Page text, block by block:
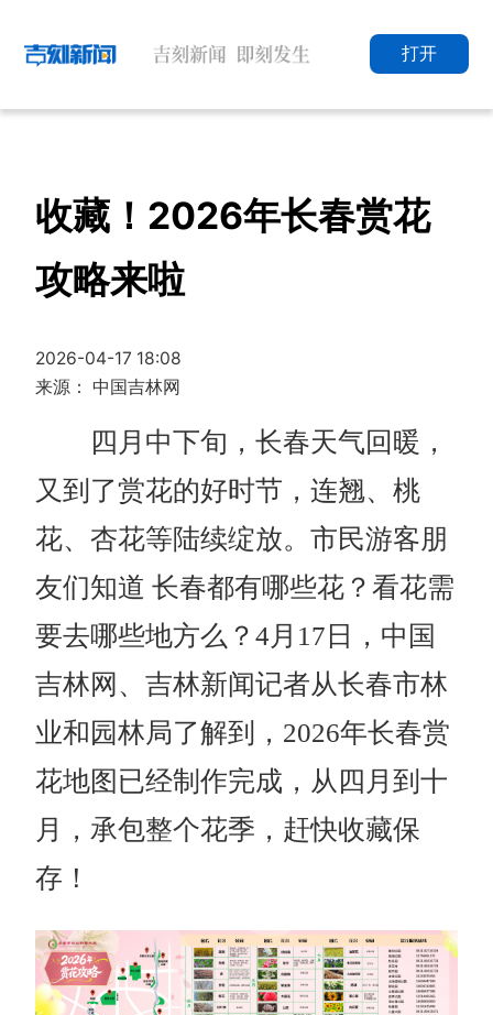
打开
收藏！2026年长春赏花
攻略来啦
2026-04-17 18:08
来源： 中国吉林网
四月中下旬，长春天气回暖，
又到了赏花的好时节，连翘、桃
花、杏花等陆续绽放。市民游客朋
友们知道 长春都有哪些花？看花需
要去哪些地方么？4月17日，中国
吉林网、吉林新闻记者从长春市林
业和园林局了解到，2026年长春赏
花地图已经制作完成，从四月到十
月，承包整个花季，赶快收藏保
存！